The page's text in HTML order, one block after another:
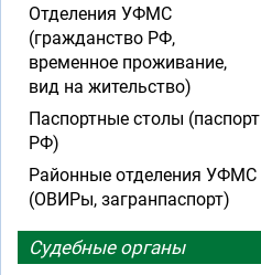
Отделения УФМС
(гражданство РФ,
временное проживание,
вид на жительство)
Паспортные столы (паспорт
РФ)
Районные отделения УФМС
(ОВИРы, загранпаспорт)
Судебные органы